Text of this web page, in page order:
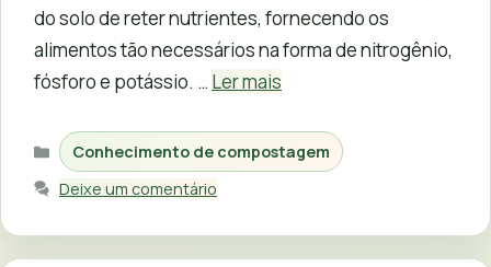
do solo de reter nutrientes, fornecendo os
alimentos tão necessários na forma de nitrogênio,
fósforo e potássio. … Ler mais
Categorias
Conhecimento de compostagem
Deixe um comentário